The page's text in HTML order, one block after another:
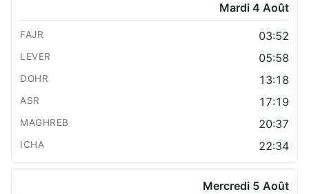
Mardi 4 Août
03:52
05:58
13:18
17:19
20:37
22:34
Mercredi 5 Août